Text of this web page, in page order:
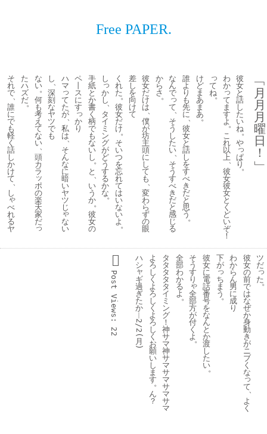
Free PAPER.
﹁
月
月
月
曜
日
！
﹂
彼
女
と
話
し
た
い
ね。
や
っ
ぱ
り。
わ
か
っ
て
ま
す
よ。
こ
れ
以
上、
彼
女
彼
女
と
く
ど
い
ぞ
！
っ
て
ね。
け
ど
ま
あ
ま
あ。
誰
よ
り
も
先
に、
彼
女
と
話
し
を
す
べ
き
だ
と
思
う。
な
ん
で
っ
て、
そ
う
し
た
い、
そ
う
す
べ
き
だ
と
感
じ
る
か
ら
さ。
彼
女
だ
け
は、
僕
が
坊
主
頭
に
し
て
も、
変
わ
ら
ず
の
眼
差
し
を
向
け
て
く
れ
た。
彼
女
だ
け。
そ
い
つ
を
忘
れ
て
は
い
な
い
よ。
し
っ
か
し、
タ
イ
ミ
ン
グ
が
ど
う
す
る
か
な。
手
紙
と
か
書
く
柄
で
も
な
い
し。
と、
い
う
か。
彼
女
の
ペ
ス
に
す
っ
か
り
ハ
マ
っ
て
た
が、
私
は、
そ
ん
な
に
暗
い
ヤ
ツ
じ
ゃ
な
い
し、
深
刻
な
ヤ
ツ
で
も
な
い。
何
も
考
え
て
な
い、
頭
カ
ラ
ッ
ポ
の
楽
天
家
だ
っ
た
ハ
ズ
だ。
そ
れ
で、
誰
に
で
も
軽
く
話
し
か
け
て、
し
ゃ
べ
れ
る
ヤ
ツ
だ
っ
た
彼
女
の
前
で
は
な
ぜ
か
身
動
き
が
ニ
ブ
く
な
っ
て、
よ
く
わ
か
ら
ん
男
に
成
り
下
が
っ
ち
ま
う。
彼
女
に
電
話
番
号
を
な
ん
と
か
渡
し
た
い。
そ
う
す
り
ゃ
全
部
方
が
付
く
よ。
全
部
わ
か
る
よ。
タ
タ
タ
タ
タ
イ
ミ
ン
グ
！
神
サ
マ
神
サ
マ
サ
マ
サ
マ
サ
マ
よ
ろ
し
く
よ
ろ
し
く
よ
ろ
し
く
お
願
い
し
ま
す。
ん
？
ハ
シ
ャ
ギ
過
ぎ
た
か
︱
2/2(
月
)
Post
Views:
22